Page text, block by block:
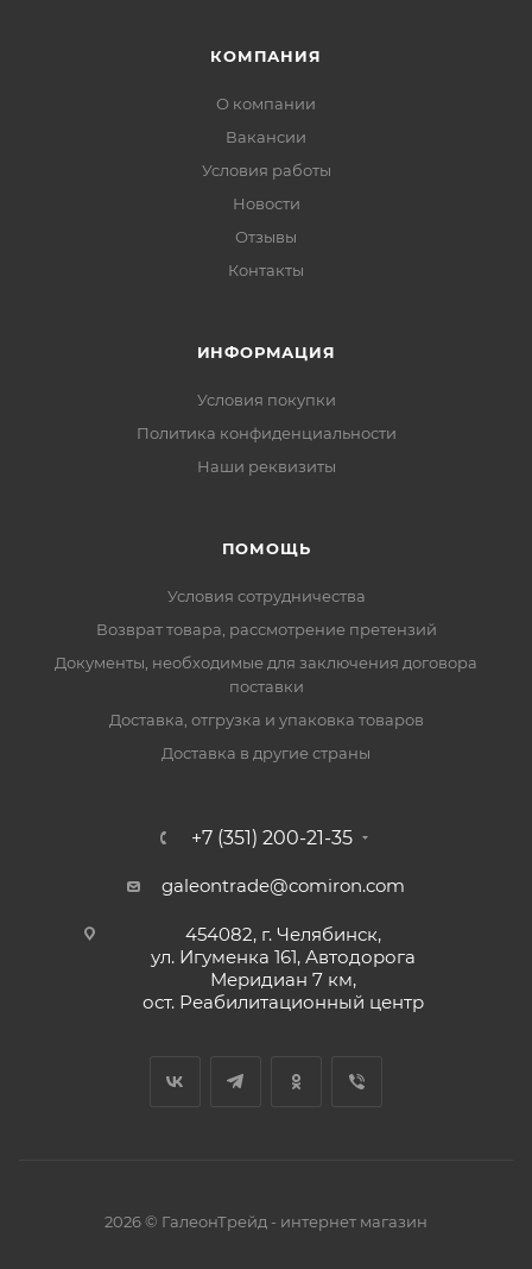
КОМПАНИЯ
О компании
Вакансии
Условия работы
Новости
Отзывы
Контакты
ИНФОРМАЦИЯ
Условия покупки
Политика конфиденциальности
Наши реквизиты
ПОМОЩЬ
Условия сотрудничества
Возврат товара, рассмотрение претензий
Документы, необходимые для заключения договора
поставки
Доставка, отгрузка и упаковка товаров
Доставка в другие страны
+7 (351) 200-21-35
galeontrade@comiron.com
454082, г. Челябинск,
ул. Игуменка 161, Автодорога
Меридиан 7 км,
ост. Реабилитационный центр
2026 © ГалеонТрейд - интернет магазин